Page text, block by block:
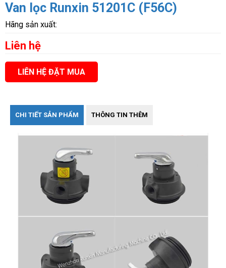
Van lọc Runxin 51201C (F56C)
Hãng sản xuất:
Liên hệ
LIÊN HỆ ĐẶT MUA
CHI TIẾT SẢN PHẨM THÔNG TIN THÊM